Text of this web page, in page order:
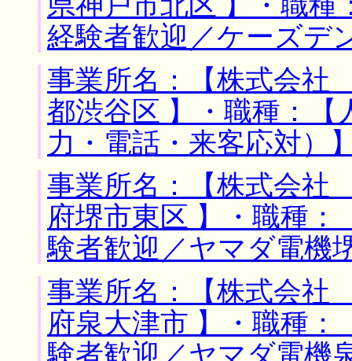
経験者歓迎／ケーズデ
事業所名：【株式会
都渋谷区 】・職種：【
力・電話・来客応対）
事業所名：【株式会
府堺市東区 】・職種
験者歓迎／ヤマダ電機
事業所名：【株式会
府泉大津市 】・職種
験者歓迎／ヤマダ電機